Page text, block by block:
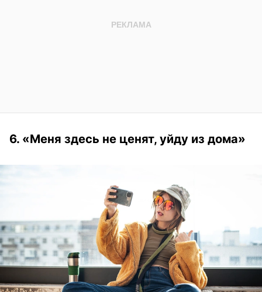
6. «Меня здесь не ценят, уйду из дома»